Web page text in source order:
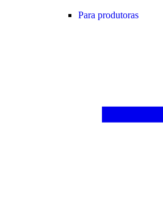
Para produtoras